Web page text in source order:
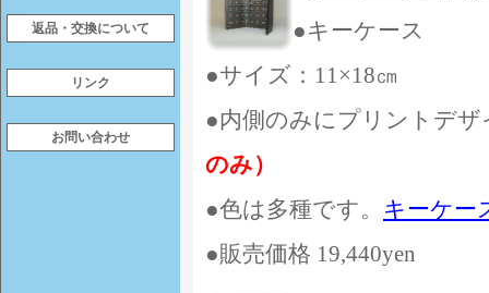
返品・交換について
リンク
お問い合わせ
●キーケース
●サイズ：11×18㎝
●内側のみにプリントデ
のみ）
●色は多種です。 キーケー
●販売価格 19,440yen